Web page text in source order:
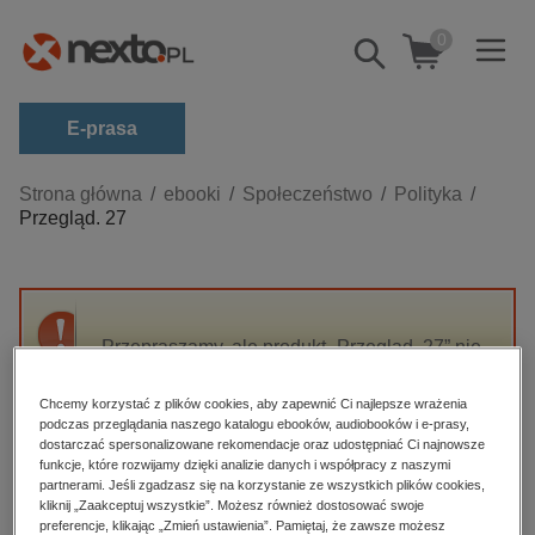
Pokaż/schowaj
wyszukiwarkę
0
E-prasa
Kategorie
Zobacz wszystkie E-prasa
budownictwo, aranżacja wnętrz
darmowe wydania
edukacja
hobby, sport, rozrywka
komputery, internet, technologie, informatyka
Strona główna ebooki Społeczeństwo
Polityka
Przegląd. 27
Przepraszamy, ale produkt „Przegląd. 27” nie
High-contrast mode
Polecane
Chcemy korzystać z plików cookies, aby zapewnić Ci najlepsze wrażenia
podczas przeglądania naszego katalogu ebooków, audiobooków i e-prasy,
dostarczać spersonalizowane rekomendacje oraz udostępniać Ci najnowsze
funkcje, które rozwijamy dzięki analizie danych i współpracy z naszymi
partnerami. Jeśli zgadzasz się na korzystanie ze wszystkich plików cookies,
kliknij „Zaakceptuj wszystkie”. Możesz również dostosować swoje
preferencje, klikając „Zmień ustawienia”. Pamiętaj, że zawsze możesz